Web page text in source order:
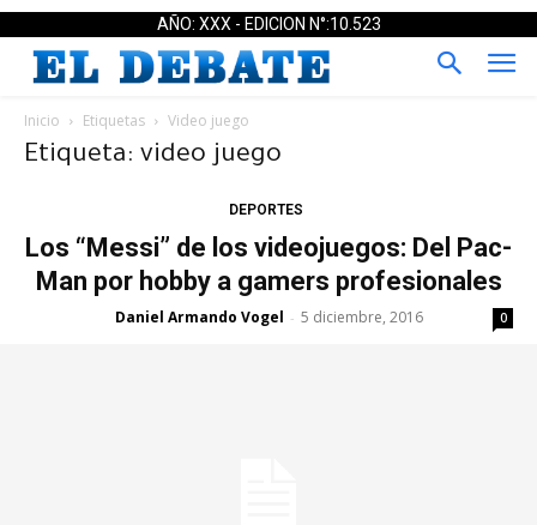
AÑO: XXX - EDICION N°:10.523
Inicio Etiquetas Video juego
Etiqueta: video juego
DEPORTES
Los “Messi” de los videojuegos: Del Pac-
Man por hobby a gamers profesionales
Daniel Armando Vogel - 5 diciembre, 2016 0